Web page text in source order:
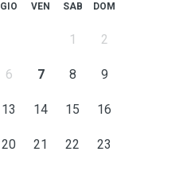
GIO VEN SAB DOM
1 2
6 7 8 9
13 14 15 16
20 21 22 23